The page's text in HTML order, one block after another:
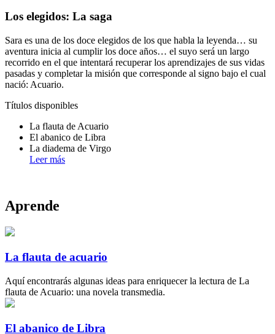
Los elegidos: La saga
Sara es una de los doce elegidos de los que habla la leyenda… su
aventura inicia al cumplir los doce años… el suyo será un largo
recorrido en el que intentará recuperar los aprendizajes de sus vidas
pasadas y completar la misión que corresponde al signo bajo el cual
nació: Acuario.
Títulos disponibles
La flauta de Acuario
El abanico de Libra
La diadema de Virgo
Leer más
Aprende
La flauta de acuario
Aquí encontrarás algunas ideas para enriquecer la lectura de La
flauta de Acuario: una novela transmedia.
El abanico de Libra